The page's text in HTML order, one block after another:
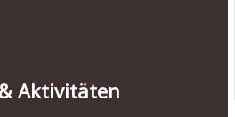
Aktivitäten